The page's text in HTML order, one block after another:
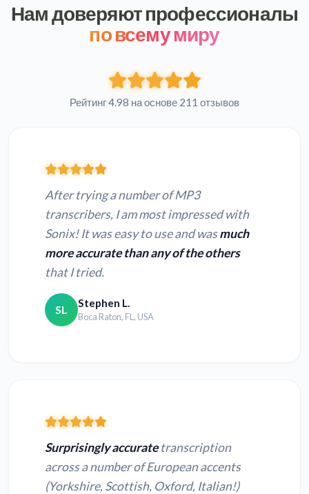
Нам доверяют профессионалы
по всему миру
Рейтинг 4.98 на основе 211 отзывов
After trying a number of MP3
transcribers, I am most impressed with
Sonix! It was easy to use and wasmuch
more accurate than any of the others
that I tried.
SL Stephen L.
Boca Raton, FL, USA
Surprisingly accuratetranscription
across a number of European accents
(Yorkshire, Scottish, Oxford, Italian!)